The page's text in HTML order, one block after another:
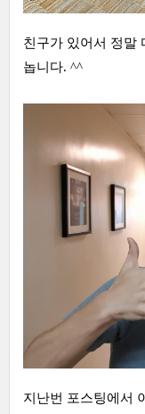
친구가 있어서 정말
놉니다. ^^
지난번 포스팅에서